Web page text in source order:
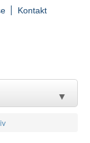
Kontakt
▼